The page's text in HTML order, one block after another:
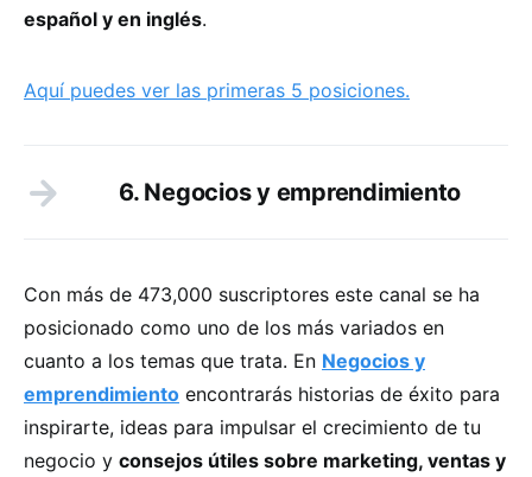
español y en inglés.
Aquí puedes ver las primeras 5 posiciones.
6. Negocios y emprendimiento
Con más de 473,000 suscriptores este canal se ha
posicionado como uno de los más variados en
cuanto a los temas que trata. En Negocios y
emprendimiento encontrarás historias de éxito para
inspirarte, ideas para impulsar el crecimiento de tu
negocio y consejos útiles sobre marketing, ventas y